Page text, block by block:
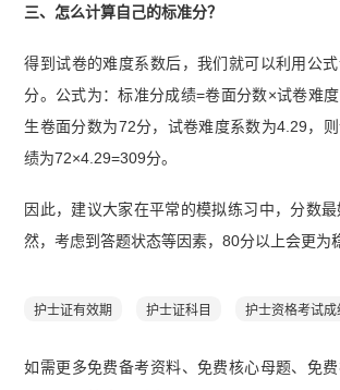
三、怎么计算自己的标准分？
得到试卷的难度系数后，我们就可以利用公
分。公式为：标准分成绩=卷面分数×试卷难
生卷面分数为72分，试卷难度系数为4.29，
绩为72×4.29=309分。
因此，建议大家在平常的模拟练习中，分数
然，考虑到答题状态等因素，80分以上会更为
护士证有效期 护士证科目 护士资格考试成
如需更多免费备考资料、免费核心母题、免